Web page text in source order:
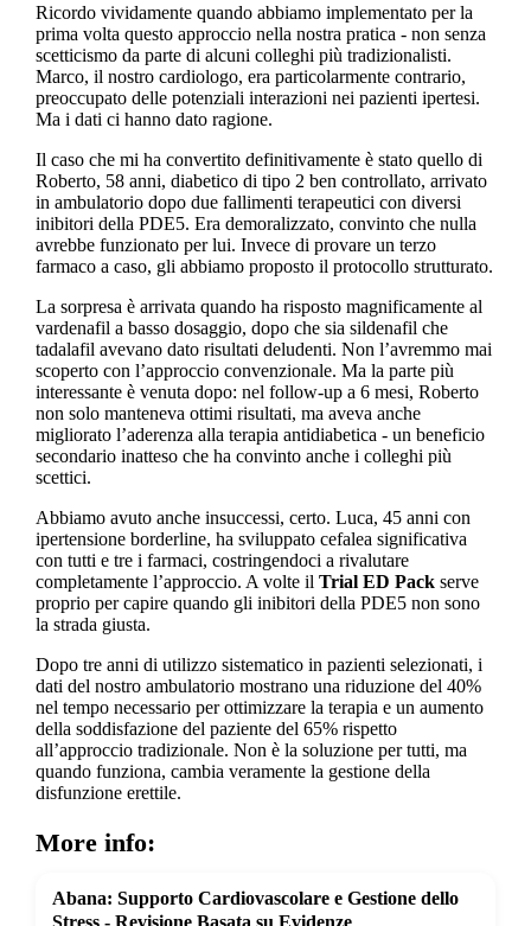
Ricordo vividamente quando abbiamo implementato per la
prima volta questo approccio nella nostra pratica - non senza
scetticismo da parte di alcuni colleghi più tradizionalisti.
Marco, il nostro cardiologo, era particolarmente contrario,
preoccupato delle potenziali interazioni nei pazienti ipertesi.
Ma i dati ci hanno dato ragione.
Il caso che mi ha convertito definitivamente è stato quello di
Roberto, 58 anni, diabetico di tipo 2 ben controllato, arrivato
in ambulatorio dopo due fallimenti terapeutici con diversi
inibitori della PDE5. Era demoralizzato, convinto che nulla
avrebbe funzionato per lui. Invece di provare un terzo
farmaco a caso, gli abbiamo proposto il protocollo strutturato.
La sorpresa è arrivata quando ha risposto magnificamente al
vardenafil a basso dosaggio, dopo che sia sildenafil che
tadalafil avevano dato risultati deludenti. Non l’avremmo mai
scoperto con l’approccio convenzionale. Ma la parte più
interessante è venuta dopo: nel follow-up a 6 mesi, Roberto
non solo manteneva ottimi risultati, ma aveva anche
migliorato l’aderenza alla terapia antidiabetica - un beneficio
secondario inatteso che ha convinto anche i colleghi più
scettici.
Abbiamo avuto anche insuccessi, certo. Luca, 45 anni con
ipertensione borderline, ha sviluppato cefalea significativa
con tutti e tre i farmaci, costringendoci a rivalutare
completamente l’approccio. A volte il Trial ED Packserve
proprio per capire quando gli inibitori della PDE5 non sono
la strada giusta.
Dopo tre anni di utilizzo sistematico in pazienti selezionati, i
dati del nostro ambulatorio mostrano una riduzione del 40%
nel tempo necessario per ottimizzare la terapia e un aumento
della soddisfazione del paziente del 65% rispetto
all’approccio tradizionale. Non è la soluzione per tutti, ma
quando funziona, cambia veramente la gestione della
disfunzione erettile.
More info:
Abana: Supporto Cardiovascolare e Gestione dello
Stress - Revisione Basata su Evidenze